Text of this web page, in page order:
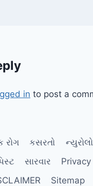
in to post a
રોગ કસરતો
સારવાર
Sitemap